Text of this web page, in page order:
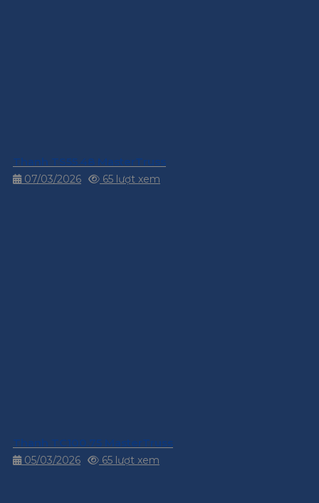
Thanh TS55.48 MasterTruss
07/03/2026 65 lượt xem
Thanh TC100.75 MasterTruss
05/03/2026 65 lượt xem